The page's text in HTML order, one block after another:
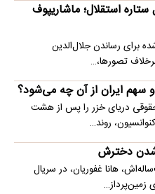
استقلال؛ ماشاریپوف
برای رساندن جلال‌الدین
تصورها،…
سهم ایران از آن چه می‌شود؟
حقوقی دریای خزر را پس از هشت
روند…
شدن دخترش
هانا غفوریان، در سریال
زمین‌پرداز…